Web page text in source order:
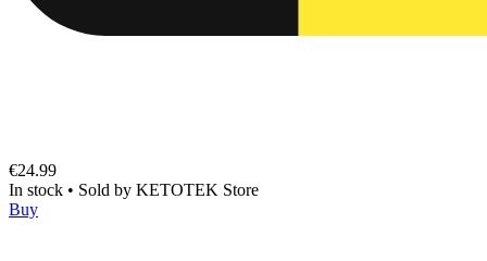
€24.99
In stock • Sold by KETOTEK Store
Buy